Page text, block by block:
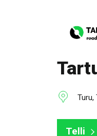
Turu,
Telli